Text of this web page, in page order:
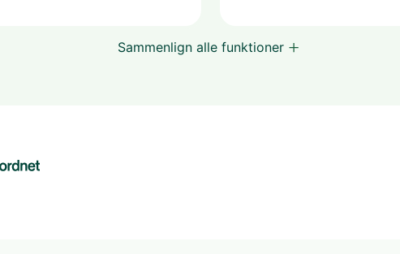
Sammenlign alle funktioner